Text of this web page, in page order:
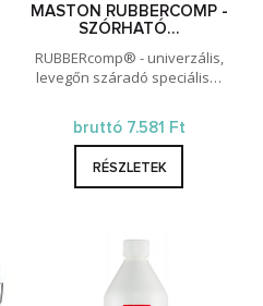
MASTON RUBBERCOMP -
SZÓRHATÓ…
RUBBERcomp® - univerzális,
levegőn száradó speciális…
bruttó 7.581 Ft
RÉSZLETEK